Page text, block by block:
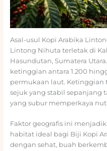
Asal-usul Kopi Arabika
Lintong Nihuta terletak di
Hasundutan, Sumatera
ketinggian antara 1.200
permukaan laut. Ketinggian
sejuk yang stabil sepanjang
yang subur memperkaya
Faktor geografis ini
habitat ideal bagi Biji Kopi
dengan sehat, buah